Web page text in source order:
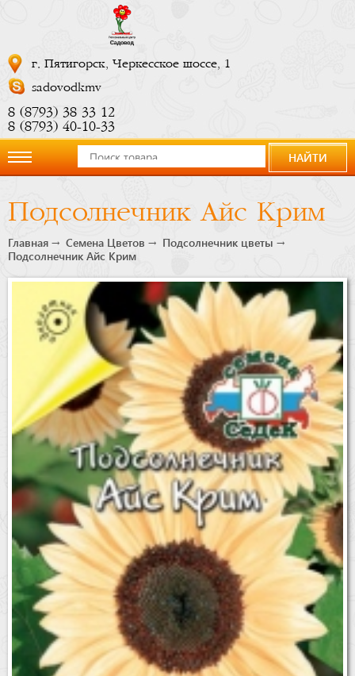
г. Пятигорск, Черкесское шоссе, 1
sadovodkmv
8 (8793) 38 33 12
8 (8793) 40-10-33
компании
Новости
Купить
сейчас
Бренды
Доставка
Оптовикам
НАЙТИ
Подсолнечник Айс Крим
Главная Семена Цветов
Подсолнечник цветы
Подсолнечник Айс Крим